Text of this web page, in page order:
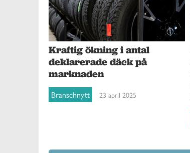
Kraftig ökning i antal
deklarerade däck på
marknaden
Branschnytt 23 april 2025